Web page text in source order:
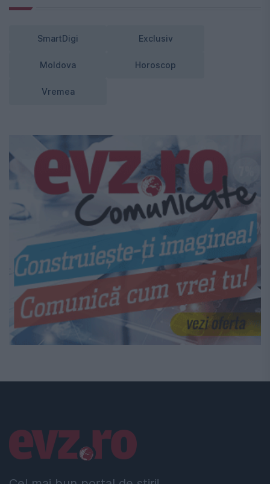
SmartDigi Exclusiv
Moldova Horoscop
Vremea
Linkuri utile